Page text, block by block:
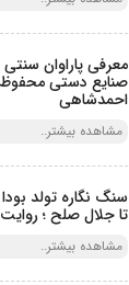
معرفی پاراوان سنتی
صنایع دستی
احمدشاهی
مشاهده بیشتر..
سنگ نگاره تولد
تا جلال صلح ؛ روایت
مشاهده بیشتر..